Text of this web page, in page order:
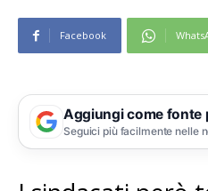
Facebook
Aggiungi come fonte
Seguici più facilmente nelle